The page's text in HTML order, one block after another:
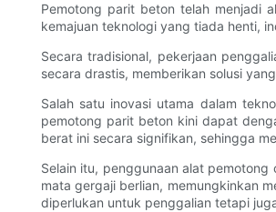
Pemotong parit beton telah menjadi
kemajuan teknologi yang tiada henti,
Secara tradisional, pekerjaan
secara drastis, memberikan solusi
Salah satu inovasi utama dalam
pemotong parit beton kini dapat
berat ini secara signifikan, sehingga
Selain itu, penggunaan alat
mata gergaji berlian, memungkinkan
diperlukan untuk penggalian tetapi